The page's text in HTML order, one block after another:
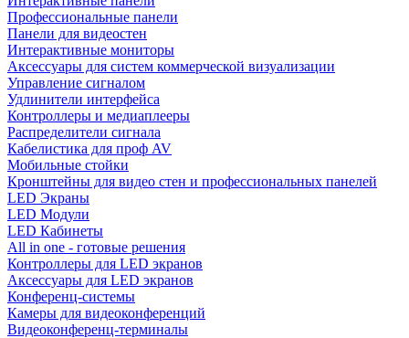
Профессиональные панели
Панели для видеостен
Интерактивные мониторы
Аксессуары для систем коммерческой визуализации
Управление сигналом
Удлинители интерфейса
Контроллеры и медиаплееры
Распределители сигнала
Кабелистика для проф AV
Мобильные стойки
Кронштейны для видео стен и профессиональных панелей
LED Экраны
LED Модули
LED Кабинеты
All in one - готовые решения
Контроллеры для LED экранов
Аксессуары для LED экранов
Конференц-системы
Камеры для видеоконференций
Видеоконференц-терминалы